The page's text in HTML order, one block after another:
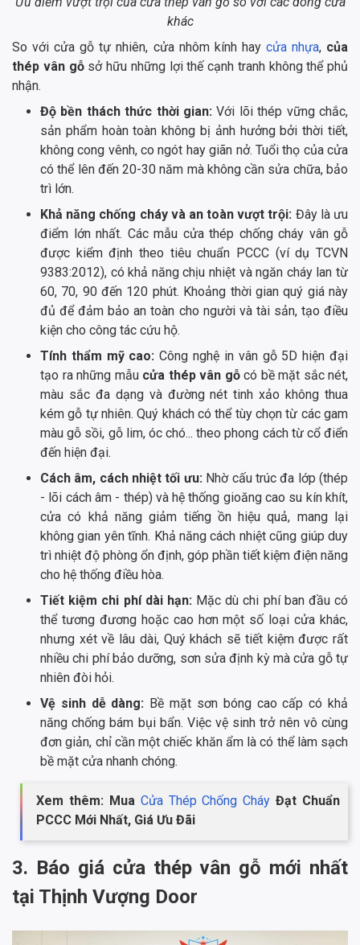
khác
So với cửa gỗ tự nhiên, cửa nhôm kính hay cửa nhựa, của
thép vân gỗsở hữu những lợi thế cạnh tranh không thể phủ
nhận.
Độ bền thách thức thời gian:Với lõi thép vững chắc,
sản phẩm hoàn toàn không bị ảnh hưởng bởi thời tiết,
không cong vênh, co ngót hay giãn nở. Tuổi thọ của cửa
có thể lên đến 20-30 năm mà không cần sửa chữa, bảo
trì lớn.
Khả năng chống cháy và an toàn vượt trội: Đây là ưu
điểm lớn nhất. Các mẫu cửa thép chống cháy vân gỗ
được kiểm định theo tiêu chuẩn PCCC (ví dụ TCVN
9383:2012), có khả năng chịu nhiệt và ngăn cháy lan từ
60, 70, 90 đến 120 phút. Khoảng thời gian quý giá này
đủ để đảm bảo an toàn cho người và tài sản, tạo điều
kiện cho công tác cứu hộ.
Tính thẩm mỹ cao: Công nghệ in vân gỗ 5D hiện đại
tạo ra những mẫucửa thép vân gỗ có bề mặt sắc nét,
màu sắc đa dạng và đường nét tinh xảo không thua
kém gỗ tự nhiên. Quý khách có thể tùy chọn từ các gam
màu gỗ sồi, gỗ lim, óc chó... theo phong cách từ cổ điển
đến hiện đại.
Cách âm, cách nhiệt tối ưu:Nhờ cấu trúc đa lớp (thép
- lõi cách âm - thép) và hệ thống gioăng cao su kín khít,
cửa có khả năng giảm tiếng ồn hiệu quả, mang lại
không gian yên tĩnh. Khả năng cách nhiệt cũng giúp duy
trì nhiệt độ phòng ổn định, góp phần tiết kiệm điện năng
cho hệ thống điều hòa.
Tiết kiệm chi phí dài hạn:Mặc dù chi phí ban đầu có
thể tương đương hoặc cao hơn một số loại cửa khác,
nhưng xét về lâu dài, Quý khách sẽ tiết kiệm được rất
nhiều chi phí bảo dưỡng, sơn sửa định kỳ mà cửa gỗ tự
nhiên đòi hỏi.
Vệ sinh dễ dàng: Bề mặt sơn bóng cao cấp có khả
năng chống bám bụi bẩn. Việc vệ sinh trở nên vô cùng
đơn giản, chỉ cần một chiếc khăn ẩm là có thể làm sạch
bề mặt cửa nhanh chóng.
Xem thêm: Mua Cửa Thép Chống Cháy Đạt Chuẩn
PCCC Mới Nhất, Giá Ưu Đãi
3. Báo giá cửa thép vân gỗ mới nhất
tại Thịnh Vượng Door